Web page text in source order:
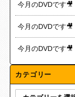
今月のDVDです🎥
今月のDVDです🎥
今月のDVDです🎥
カテゴリー